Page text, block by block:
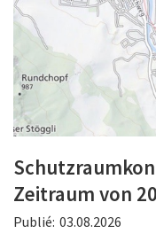
Zeitraum von
Publié: 03.08.2026